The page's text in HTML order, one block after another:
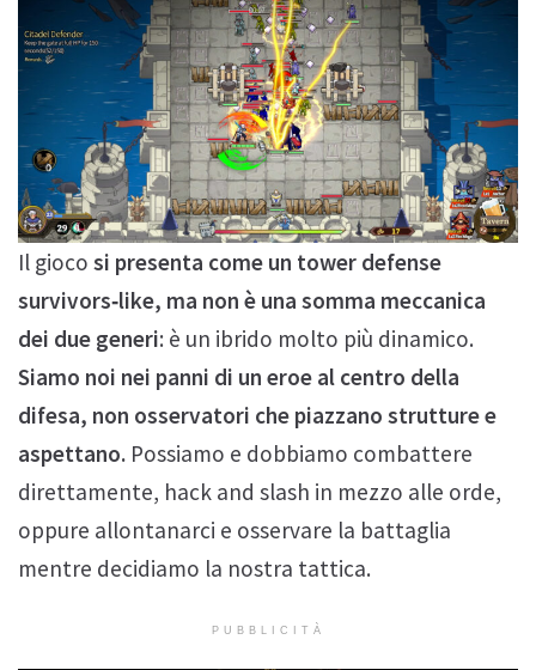
Il gioco si presenta come un tower defense
survivors‑like, ma non è una somma meccanica
dei due generi: è un ibrido molto più dinamico.
Siamo noi nei panni di un eroe al centro della
difesa, non osservatori che piazzano strutture e
aspettano. Possiamo e dobbiamo combattere
direttamente, hack and slash in mezzo alle orde,
oppure allontanarci e osservare la battaglia
mentre decidiamo la nostra tattica.
PUBBLICITÀ